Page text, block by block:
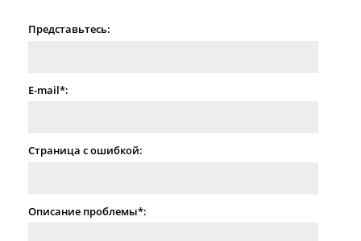
Представьтесь:
E-mail*:
Страница с ошибкой:
Описание проблемы*: